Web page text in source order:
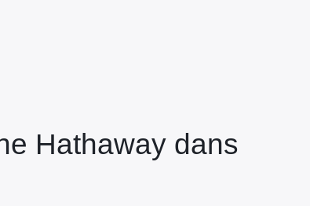
Hathaway dans